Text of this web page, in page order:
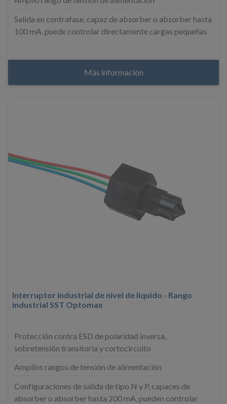
Salida en contrafase, capaz de absorber o absorber hasta
100 mA, puede controlar directamente cargas pequeñas
Más información
Interruptor industrial de nivel de líquido - Rango
industrial SST Optomax
Protección contra ESD de polaridad inversa,
sobretensión transitoria y cortocircuito
Amplios rangos de tensión de alimentación
Configuraciones de salida de tipo N y P, capaces de
absorber o absorber hasta 200 mA, pueden controlar